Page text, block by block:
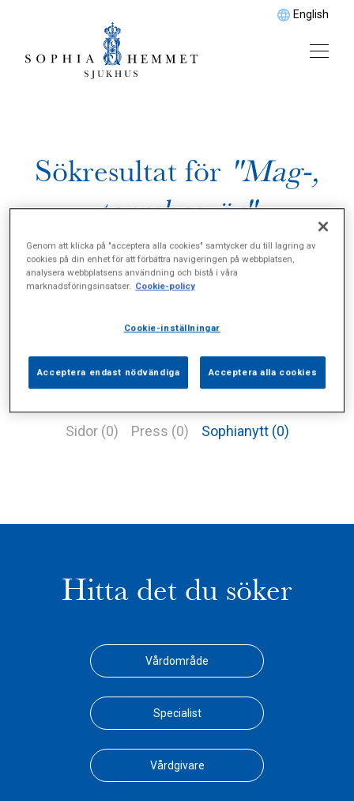
English
Sökresultat för "Mag-,
tarmbesvär"
Sidor (0) Press (0) Sophianytt (0)
Hitta det du söker
Vårdområde
Specialist
Vårdgivare
Genom att klicka på "acceptera alla cookies" samtycker du till lagring av
cookies på din enhet för att förbättra navigeringen på webbplatsen,
analysera webbplatsens användning och bistå i våra
marknadsföringsinsatser. Cookie-policy
Cookie-inställningar
Acceptera endast nödvändiga Acceptera alla cookies